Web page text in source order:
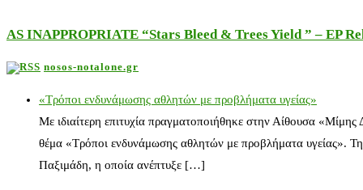
AS INAPPROPRIATE “Stars Bleed & Trees Yield ” – EP
nosos-notalone.gr
«Τρόποι ενδυνάμωσης αθλητών με προβλήματα υγείας»
Με ιδιαίτερη επιτυχία πραγματοποιήθηκε στην Αίθουσα
θέμα «Τρόποι ενδυνάμωσης αθλητών με προβλήματα υγείας».
Παξιμάδη, η οποία ανέπτυξε […]